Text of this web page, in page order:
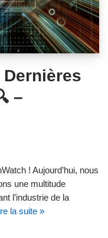
Dernières
–
! Aujourd’hui, nous
une multitude
l’industrie de la
la suite »